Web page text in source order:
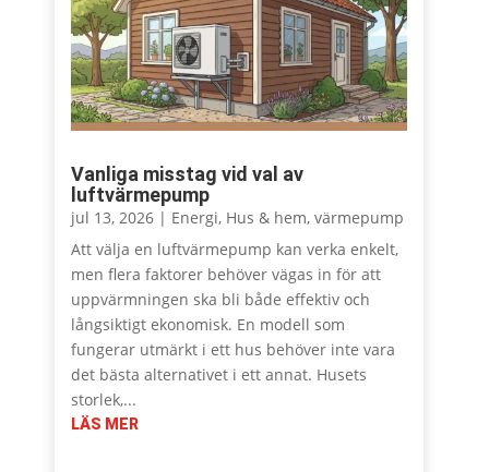
Vanliga misstag vid val av
luftvärmepump
jul 13, 2026| Energi, Hus & hem, värmepump
Att välja en luftvärmepump kan verka enkelt,
men flera faktorer behöver vägas in för att
uppvärmningen ska bli både effektiv och
långsiktigt ekonomisk. En modell som
fungerar utmärkt i ett hus behöver inte vara
det bästa alternativet i ett annat. Husets
storlek,...
LÄS MER